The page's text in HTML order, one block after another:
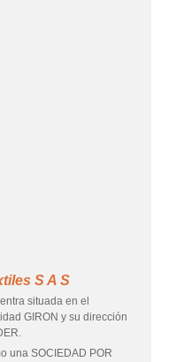
S A S
situada en el
GIRON y su dirección
una SOCIEDAD POR